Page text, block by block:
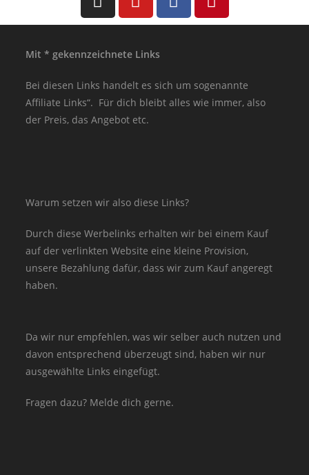
Mit * gekennzeichnete Links
Bei diesen Links handelt es sich um sogenannte
Affiliate Links“. Für dich bleibt alles wie immer, also
der Preis, das Angebot etc.
Warum setzen wir also diese Links?
Durch diese Werbelinks erhalten wir bei einem Kauf
auf der verlinkten Website eine kleine Provision,
unsere Bezahlung dafür, dass wir zum Kauf angeregt
haben.
Da wir nur empfehlen, was wir selber auch nutzen und
davon entsprechend überzeugt sind, haben wir nur
ausgewählte Links eingefügt.
Fragen dazu? Melde dich gerne.